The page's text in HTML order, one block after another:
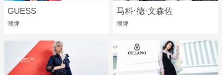
GUESS
潮牌
马科·德·文森佐
潮牌